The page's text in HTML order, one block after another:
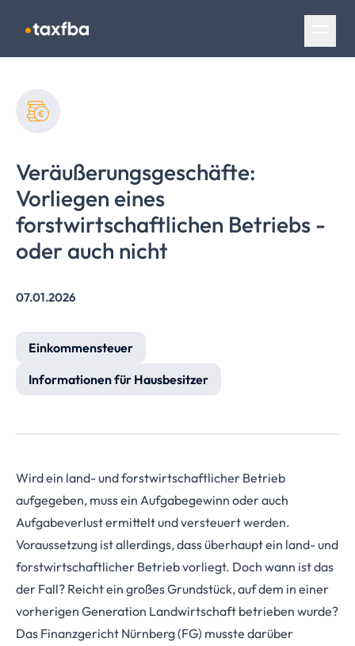
Navigation überspringen
Veräußerungsgeschäfte:
Vorliegen eines
forstwirtschaftlichen Betriebs -
oder auch nicht
07.01.2026
Einkommensteuer
Informationen für Hausbesitzer
Wird ein land- und forstwirtschaftlicher Betrieb
aufgegeben, muss ein Aufgabegewinn oder auch
Aufgabeverlust ermittelt und versteuert werden.
Voraussetzung ist allerdings, dass überhaupt ein land- und
forstwirtschaftlicher Betrieb vorliegt. Doch wann ist das
der Fall? Reicht ein großes Grundstück, auf dem in einer
vorherigen Generation Landwirtschaft betrieben wurde?
Das Finanzgericht Nürnberg (FG) musste darüber